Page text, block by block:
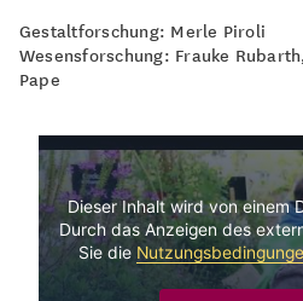
Gestaltforschung: Merle Piroli
Wesensforschung: Frauke
Pape
Dieser Inhalt wird von einem
Durch das Anzeigen des
Sie die